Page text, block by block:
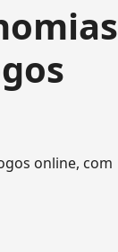
online, com